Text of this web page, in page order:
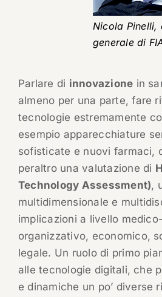
Nicola Pinelli,
generale di
Parlare di innovazione in
almeno per una parte, fare
tecnologie estremamente
esempio apparecchiature
sofisticate e nuovi farmaci,
peraltro una valutazione di
Technology Assessment),
multidimensionale e
implicazioni a livello
organizzativo, economico,
legale. Un ruolo di primo
alle tecnologie digitali, che
e dinamiche un po’ diverse